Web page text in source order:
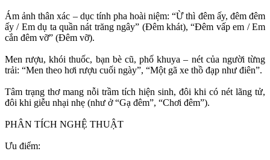
Ám ảnh thân xác – dục tính pha hoài niệm: “Ừ thì đêm ấy, đêm đêm
ấy / Em dụ ta quần nát trăng ngây” (Đêm khát), “Đêm vấp em / Em
cắn đêm vỡ” (Đêm vỡ).
Men rượu, khói thuốc, bạn bè cũ, phố khuya – nét của người từng
trải: “Men theo hơi rượu cuối ngày”, “Một gã xe thồ đạp như điên”.
Tâm trạng thơ mang nỗi trầm tích hiện sinh, đôi khi có nét lãng tử,
đôi khi giễu nhại nhẹ (như ở “Gạ đêm”, “Chơi đêm”).
PHÂN TÍCH NGHỆ THUẬT
Ưu điểm: